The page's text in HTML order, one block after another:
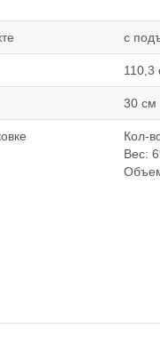
с
110,3
30 см
Кол-
Вес: